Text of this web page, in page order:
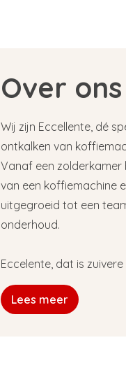
Over ons
Wij zijn Eccellente, dé
ontkalken van
Vanaf een
van een koffiemachine
uitgegroeid tot een
onderhoud.
Eccelente, dat is
Lees meer